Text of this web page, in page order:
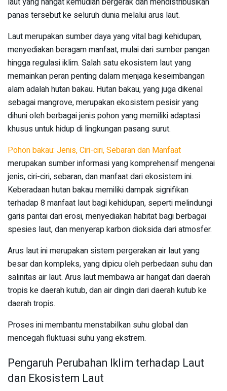
panas tersebut ke seluruh dunia melalui arus laut.
Laut merupakan sumber daya yang vital bagi kehidupan,
menyediakan beragam manfaat, mulai dari sumber pangan
hingga regulasi iklim. Salah satu ekosistem laut yang
memainkan peran penting dalam menjaga keseimbangan
alam adalah hutan bakau. Hutan bakau, yang juga dikenal
sebagai mangrove, merupakan ekosistem pesisir yang
dihuni oleh berbagai jenis pohon yang memiliki adaptasi
khusus untuk hidup di lingkungan pasang surut.
Pohon bakau: Jenis, Ciri-ciri, Sebaran dan Manfaat
merupakan sumber informasi yang komprehensif mengenai
jenis, ciri-ciri, sebaran, dan manfaat dari ekosistem ini.
Keberadaan hutan bakau memiliki dampak signifikan
terhadap 8 manfaat laut bagi kehidupan, seperti melindungi
garis pantai dari erosi, menyediakan habitat bagi berbagai
spesies laut, dan menyerap karbon dioksida dari atmosfer.
Arus laut ini merupakan sistem pergerakan air laut yang
besar dan kompleks, yang dipicu oleh perbedaan suhu dan
salinitas air laut. Arus laut membawa air hangat dari daerah
tropis ke daerah kutub, dan air dingin dari daerah kutub ke
daerah tropis.
Proses ini membantu menstabilkan suhu global dan
mencegah fluktuasi suhu yang ekstrem.
Pengaruh Perubahan Iklim terhadap Laut
dan Ekosistem Laut